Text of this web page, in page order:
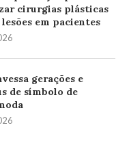
cirurgias plásticas
lesões em pacientes
gerações e
de símbolo de